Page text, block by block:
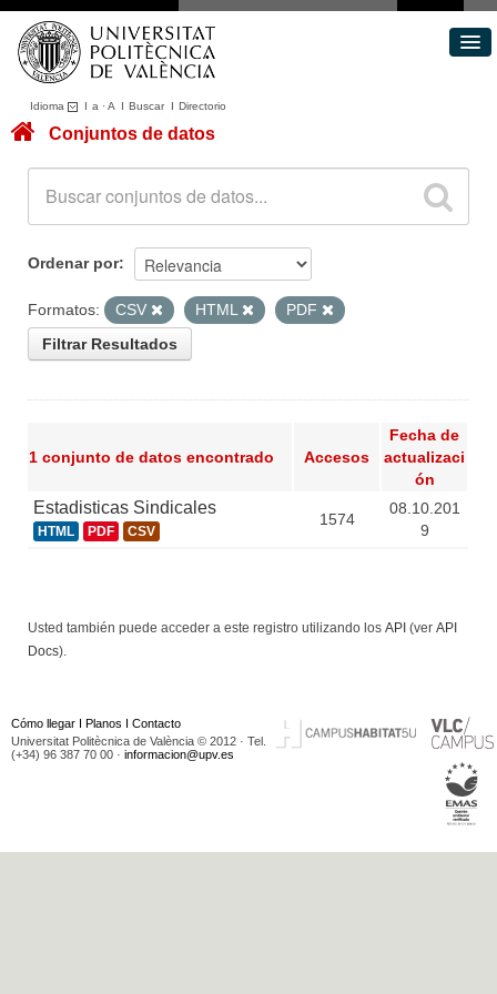
Idioma I a ·A I BuscarI Directorio
Conjuntos de datos
Acerca de
Portal de Transparencia
Conjuntos de datos
Ordenar por
Formatos: CSV HTML
PDF
Filtrar Resultados
1 conjunto de datos encontrado Accesos
Fecha de
actualizaci
ón
Estadisticas Sindicales
HTML PDF CSV
1574
08.10.201
9
Usted también puede acceder a este registro utilizando los API (ver API
Docs).
Cómo llegar I Planos I Contacto
Universitat Politècnica de València © 2012 · Tel.
(+34) 96 387 70 00 · informacion@upv.es